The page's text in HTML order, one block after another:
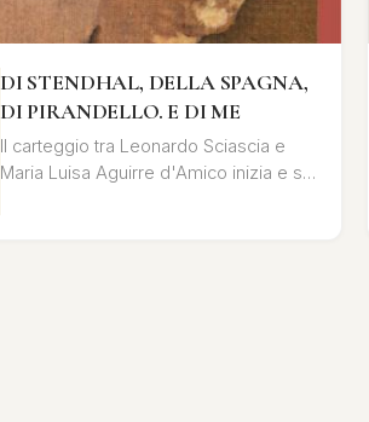
DI STENDHAL, DELLA SPAGNA,
DI PIRANDELLO. E DI ME
Il carteggio tra Leonardo Sciascia e
Maria Luisa Aguirre d'Amico inizia e si